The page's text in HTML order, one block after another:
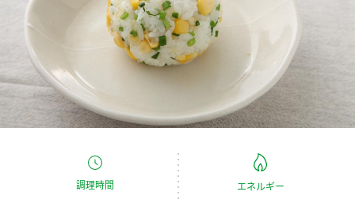
お酢ドリンク
みりん風・料理酒 鍋用調味料
ブランド・スペシャルサイト
ブランド・スペシャルサイト トップ
商品ブランドサイト
Fibee（ファイビー）
カンタン酢
お酢ドリンク
企業情報
国内事業概要
ミツカングループについて
調理時間 エネルギー